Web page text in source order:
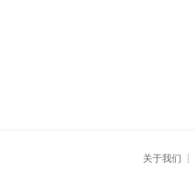
关于我们